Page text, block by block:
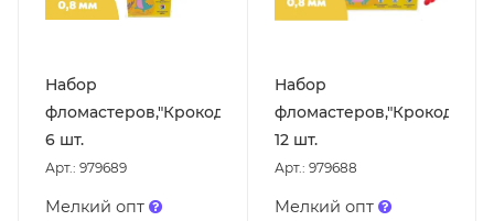
Набор
фломастеров,"Крокодил"
6 шт.
Арт.: 979689
Мелкий опт
Набор
фломастеров,"Крокодил"
12 шт.
Арт.: 979688
Мелкий опт